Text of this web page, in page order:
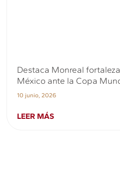
Destaca Monreal
México ante la Copa
10 junio, 2026
LEER MÁS